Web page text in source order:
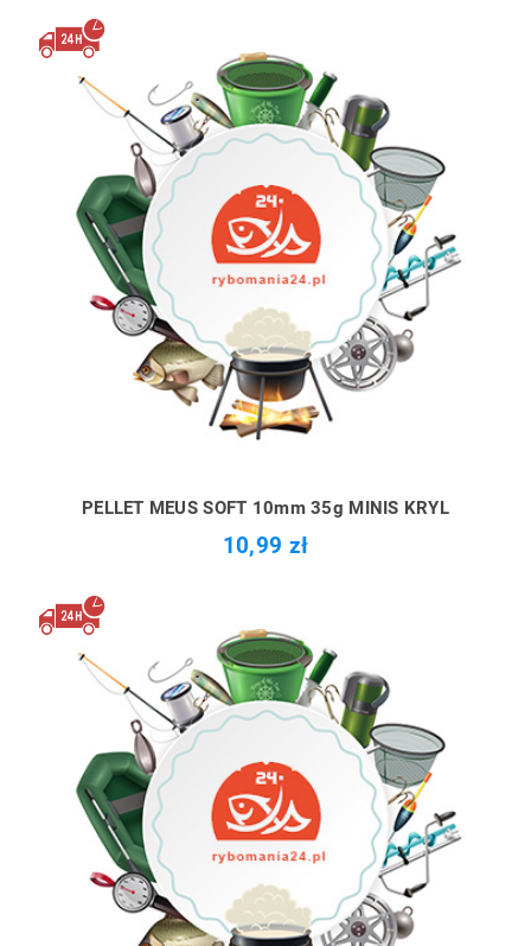
PELLET MEUS SOFT 10mm 35g MINIS KRYL
10,99 zł